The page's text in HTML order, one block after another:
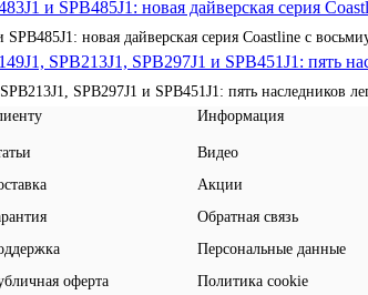
новая дайверская серия Coastline с
SPB297J1 и SPB451J1: пять наследников
оферта
Информация
Видео
Акции
Обратная связь
Персональные данные
Политика cookie